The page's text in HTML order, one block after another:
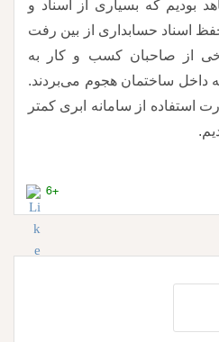
بودیم که بسیاری از اسناد و
اسناد حسابداری از بین رفت
از صاحبان کسب و کار به
داخل ساختمان هجوم می‌بردند.
استفاده از سامانه ابری کمتر
+6